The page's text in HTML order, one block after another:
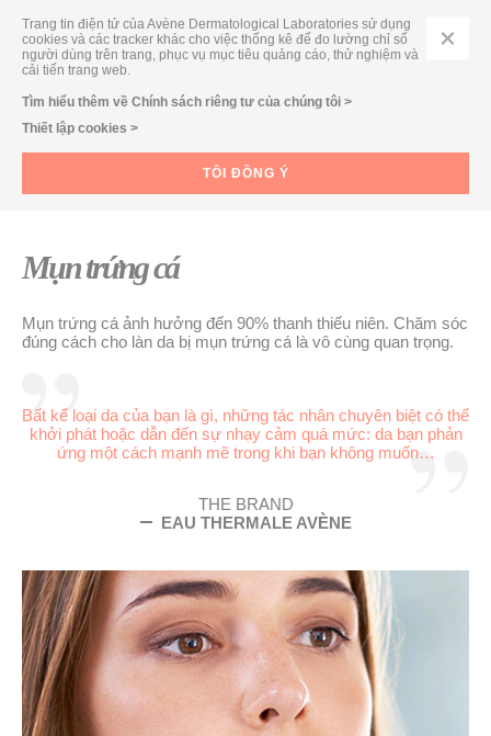
Trang tin điện tử của Avène Dermatological Laboratories sử dụng
cookies và các tracker khác cho việc thống kê để đo lường chỉ số
người dùng trên trang, phục vụ mục tiêu quảng cáo, thử nghiệm và
cải tiến trang web.
Tìm hiểu thêm về Chính sách riêng tư của chúng tôi >
Thiết lập cookies >
TÔI ĐỒNG Ý
CẨM NANG CHUYÊN GIA
MỤN TRỨNG CÁ
Mụn trứng cá
Mụn trứng cá ảnh hưởng đến 90% thanh thiếu niên. Chăm sóc
đúng cách cho làn da bị mụn trứng cá là vô cùng quan trọng.
Bất kể loại da của bạn là gì, những tác nhân chuyên biệt có thể
khởi phát hoặc dẫn đến sự nhạy cảm quá mức: da bạn phản
ứng một cách mạnh mẽ trong khi bạn không muốn…
THE BRAND
EAU THERMALE AVÈNE